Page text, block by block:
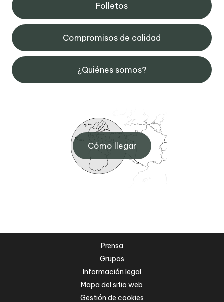
Folletos
Compromisos de calidad
¿Quiénes somos?
Cómo llegar
Prensa
Grupos
Información legal
Mapa del sitio web
Gestión de cookies